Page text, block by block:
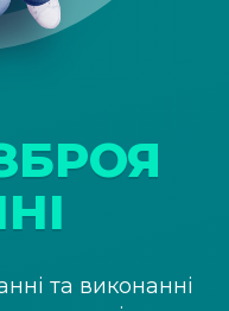
та виконанні